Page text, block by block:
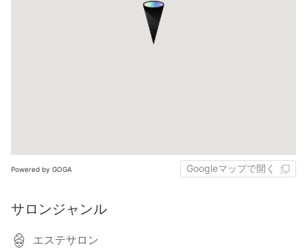
Powered by GOGA Googleマップで開く
サロンジャンル
エステサロン